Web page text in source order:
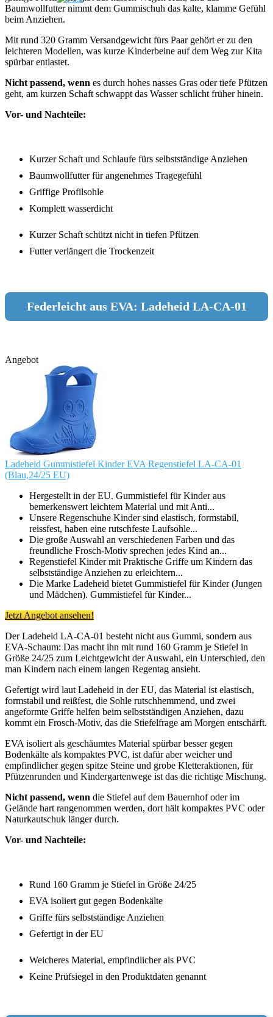
Baumwollfutter nimmt dem Gummischuh das kalte, klamme Gefühl
beim Anziehen.
Mit rund 320 Gramm Versandgewicht fürs Paar gehört er zu den
leichteren Modellen, was kurze Kinderbeine auf dem Weg zur Kita
spürbar entlastet.
Nicht passend, wenn es durch hohes nasses Gras oder tiefe Pfützen
geht, am kurzen Schaft schwappt das Wasser schlicht früher hinein.
Vor- und Nachteile:
Kurzer Schaft und Schlaufe fürs selbstständige Anziehen
Baumwollfutter für angenehmes Tragegefühl
Griffige Profilsohle
Komplett wasserdicht
Kurzer Schaft schützt nicht in tiefen Pfützen
Futter verlängert die Trockenzeit
Federleicht aus EVA: Ladeheid LA-CA-01
Angebot
Ladeheid Gummistiefel Kinder EVA Regenstiefel LA-CA-01
(Blau,24/25 EU)
Hergestellt in der EU. Gummistiefel für Kinder aus
bemerkenswert leichtem Material und mit Anti...
Unsere Regenschuhe Kinder sind elastisch, formstabil,
reissfest, haben eine rutschfeste Laufsohle...
Die große Auswahl an verschiedenen Farben und das
freundliche Frosch-Motiv sprechen jedes Kind an...
Regenstiefel Kinder mit Praktische Griffe um Kindern das
selbstständige Anziehen zu erleichtern...
Die Marke Ladeheid bietet Gummistiefel für Kinder (Jungen
und Mädchen). Gummistiefel für Kinder...
Jetzt Angebot ansehen!
Der Ladeheid LA-CA-01 besteht nicht aus Gummi, sondern aus
EVA-Schaum: Das macht ihn mit rund 160 Gramm je Stiefel in
Größe 24/25 zum Leichtgewicht der Auswahl, ein Unterschied, den
man Kindern nach einem langen Regentag ansieht.
Gefertigt wird laut Ladeheid in der EU, das Material ist elastisch,
formstabil und reißfest, die Sohle rutschhemmend, und zwei
angeformte Griffe helfen beim selbstständigen Anziehen, dazu
kommt ein Frosch-Motiv, das die Stiefelfrage am Morgen entschärft.
EVA isoliert als geschäumtes Material spürbar besser gegen
Bodenkälte als kompaktes PVC, ist dafür aber weicher und
empfindlicher gegen spitze Steine und grobe Kletteraktionen, für
Pfützenrunden und Kindergartenwege ist das die richtige Mischung.
Nicht passend, wenn die Stiefel auf dem Bauernhof oder im
Gelände hart rangenommen werden, dort hält kompaktes PVC oder
Naturkautschuk länger durch.
Vor- und Nachteile:
Rund 160 Gramm je Stiefel in Größe 24/25
EVA isoliert gut gegen Bodenkälte
Griffe fürs selbstständige Anziehen
Gefertigt in der EU
Weicheres Material, empfindlicher als PVC
Keine Prüfsiegel in den Produktdaten genannt